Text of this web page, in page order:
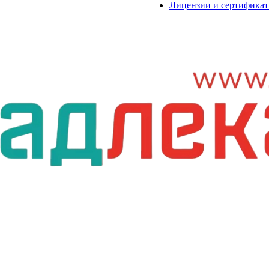
Лицензии и